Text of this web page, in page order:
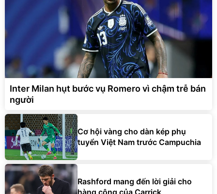
Inter Milan hụt bước vụ Romero vì chậm trễ bán
người
Cơ hội vàng cho dàn kép phụ
tuyển Việt Nam trước Campuchia
Rashford mang đến lời giải cho